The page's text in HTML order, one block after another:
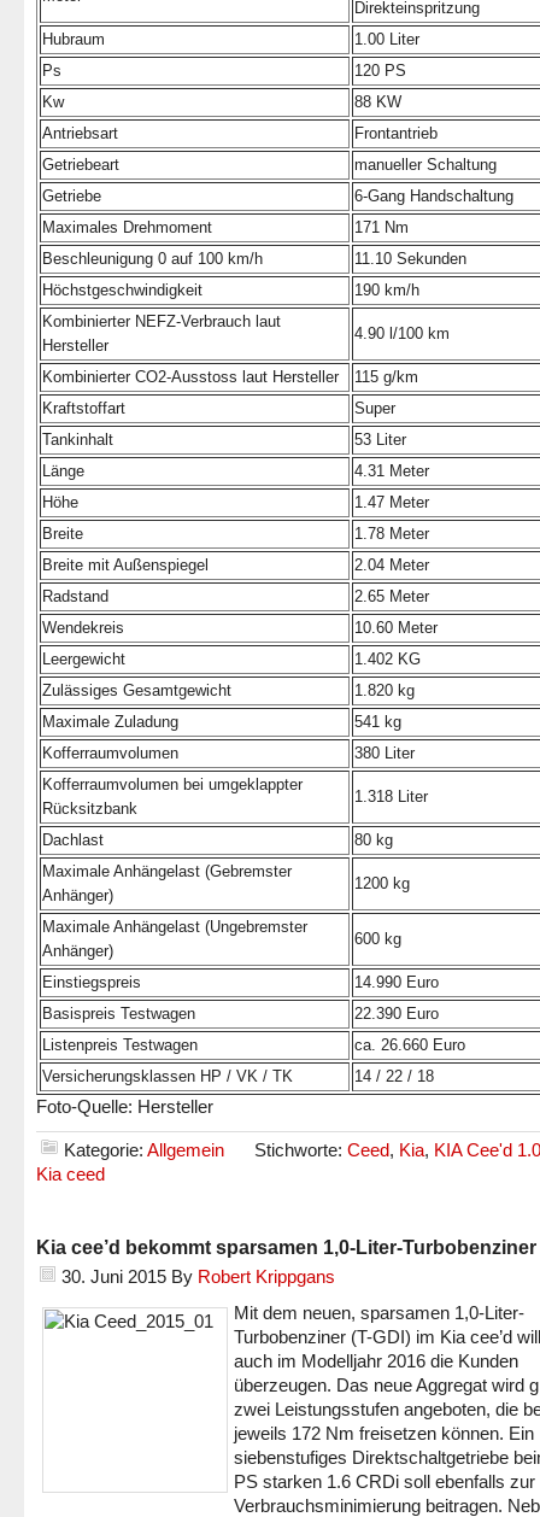
Direkteinspritzung
Hubraum
1.00 Liter
Ps
120 PS
Kw
88 KW
Antriebsart
Frontantrieb
Getriebeart
manueller Schaltung
Getriebe
6-Gang Handschaltung
Maximales Drehmoment
171 Nm
Beschleunigung 0 auf 100 km/h
11.10 Sekunden
Höchstgeschwindigkeit
190 km/h
Kombinierter NEFZ-Verbrauch laut
Hersteller
4.90 l/100 km
Kombinierter CO2-Ausstoss laut Hersteller
115 g/km
Kraftstoffart
Super
Tankinhalt
53 Liter
Länge
4.31 Meter
Höhe
1.47 Meter
Breite
1.78 Meter
Breite mit Außenspiegel
2.04 Meter
Radstand
2.65 Meter
Wendekreis
10.60 Meter
Leergewicht
1.402 KG
Zulässiges Gesamtgewicht
1.820 kg
Maximale Zuladung
541 kg
Kofferraumvolumen
380 Liter
Kofferraumvolumen bei umgeklappter
Rücksitzbank
1.318 Liter
Dachlast
80 kg
Maximale Anhängelast (Gebremster
Anhänger)
1200 kg
Maximale Anhängelast (Ungebremster
Anhänger)
600 kg
Einstiegspreis
14.990 Euro
Basispreis Testwagen
22.390 Euro
Listenpreis Testwagen
ca. 26.660 Euro
Versicherungsklassen HP / VK / TK
14 / 22 / 18
Foto-Quelle: Hersteller
Kategorie: Allgemein Stichworte: Ceed, Kia, KIA Cee'd
Kia ceed
Kia cee’d bekommt sparsamen 1,0-Liter-Turbobenziner
30. Juni 2015 By Robert Krippgans
Mit dem neuen, sparsamen 1,0-Liter-
Turbobenziner (T-GDI) im Kia cee’d
auch im Modelljahr 2016 die Kunden
überzeugen. Das neue Aggregat wird
zwei Leistungsstufen angeboten, die
jeweils 172 Nm freisetzen können. Ein
siebenstufiges Direktschaltgetriebe
PS starken 1.6 CRDi soll ebenfalls zur
Verbrauchsminimierung beitragen.